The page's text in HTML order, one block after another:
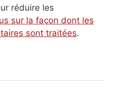
réduire les
sur la façon dont les
sont traitées.